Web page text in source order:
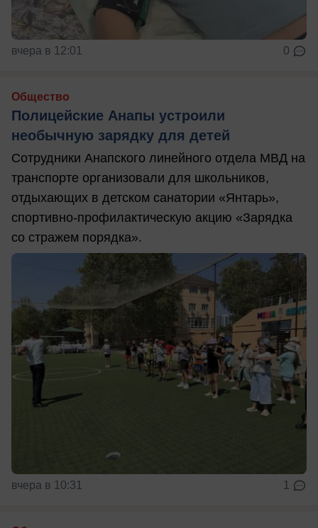
вчера в 12:01 0
Общество
Полицейские Анапы устроили
необычную зарядку для детей
Сотрудники Анапского линейного отдела МВД на
транспорте организовали для школьников,
отдыхающих в детском санатории «Янтарь»,
спортивно-профилактическую акцию «Зарядка
со стражем порядка».
вчера в 10:31 1